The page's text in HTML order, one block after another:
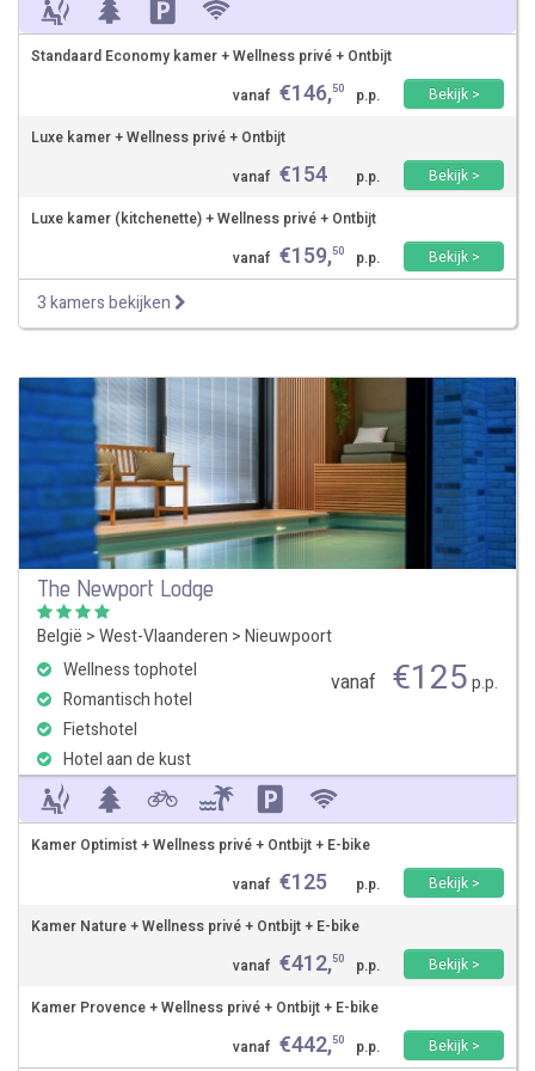
Standaard Economy kamer + Wellness privé + Ontbijt
vanaf €146,50 p.p.
Bekijk >
Luxe kamer + Wellness privé + Ontbijt
vanaf €154 p.p.
Bekijk >
Luxe kamer (kitchenette) + Wellness privé + Ontbijt
vanaf €159,50 p.p. Bekijk >
3 kamers bekijken
The Newport Lodge
België >West-Vlaanderen >Nieuwpoort
Wellness tophotel
Romantisch hotel
Fietshotel
Hotel aan de kust
vanaf €125p.p.
Kamer Optimist + Wellness privé + Ontbijt + E-bike
vanaf €125 p.p.
Bekijk >
Kamer Nature + Wellness privé + Ontbijt + E-bike
vanaf €412,50 p.p.
Bekijk >
Kamer Provence + Wellness privé + Ontbijt + E-bike
vanaf €442,50 p.p. Bekijk >